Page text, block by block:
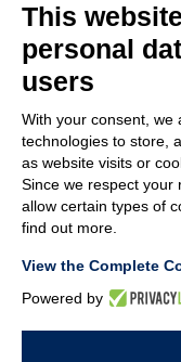
DOWNLOAD
This
personal
users
With your consent, we
technologies to store,
as website visits or
Since we respect your
allow certain types of
find out more.
View the Complete
Powered by